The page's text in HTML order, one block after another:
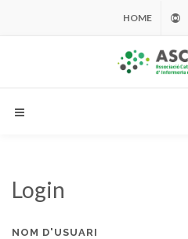
HOME
Login
NOM D'USUARI